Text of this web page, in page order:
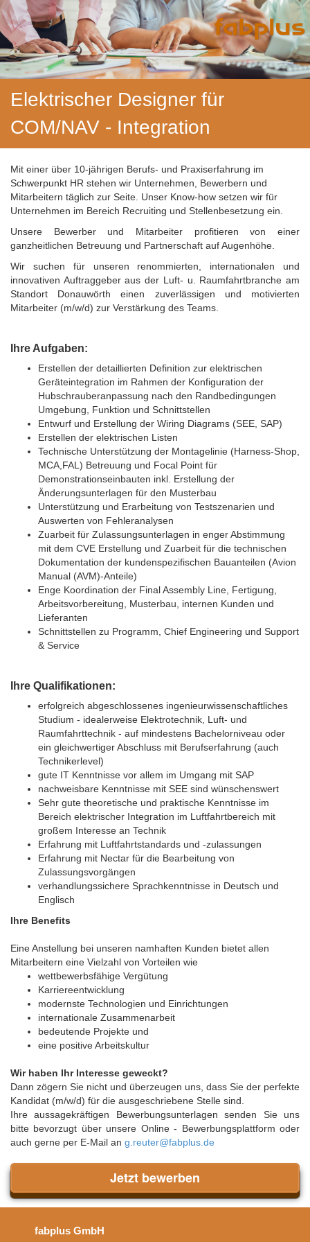
Elektrischer Designer für
COM/NAV - Integration
Mit einer über 10-jährigen Berufs- und Praxiserfahrung im
Schwerpunkt HR stehen wir Unternehmen, Bewerbern und
Mitarbeitern täglich zur Seite. Unser Know-how setzen wir für
Unternehmen im Bereich Recruiting und Stellenbesetzung ein.
Unsere Bewerber und Mitarbeiter profitieren von einer
ganzheitlichen Betreuung und Partnerschaft auf Augenhöhe.
Wir suchen für unseren renommierten, internationalen und
innovativen Auftraggeber aus der Luft- u. Raumfahrtbranche am
Standort Donauwörth einen zuverlässigen und motivierten
Mitarbeiter (m/w/d) zur Verstärkung des Teams.
Ihre Aufgaben:
Erstellen der detaillierten Definition zur elektrischen
Geräteintegration im Rahmen der Konfiguration der
Hubschrauberanpassung nach den Randbedingungen
Umgebung, Funktion und Schnittstellen
Entwurf und Erstellung der Wiring Diagrams (SEE, SAP)
Erstellen der elektrischen Listen
Technische Unterstützung der Montagelinie (Harness-Shop,
MCA,FAL) Betreuung und Focal Point für
Demonstrationseinbauten inkl. Erstellung der
Änderungsunterlagen für den Musterbau
Unterstützung und Erarbeitung von Testszenarien und
Auswerten von Fehleranalysen
Zuarbeit für Zulassungsunterlagen in enger Abstimmung
mit dem CVE Erstellung und Zuarbeit für die technischen
Dokumentation der kundenspezifischen Bauanteilen (Avion
Manual (AVM)-Anteile)
Enge Koordination der Final Assembly Line, Fertigung,
Arbeitsvorbereitung, Musterbau, internen Kunden und
Lieferanten
Schnittstellen zu Programm, Chief Engineering und Support
& Service
Ihre Qualifikationen:
erfolgreich abgeschlossenes ingenieurwissenschaftliches
Studium - idealerweise Elektrotechnik, Luft- und
Raumfahrttechnik - auf mindestens Bachelorniveau oder
ein gleichwertiger Abschluss mit Berufserfahrung (auch
Technikerlevel)
gute IT Kenntnisse vor allem im Umgang mit SAP
nachweisbare Kenntnisse mit SEE sind wünschenswert
Sehr gute theoretische und praktische Kenntnisse im
Bereich elektrischer Integration im Luftfahrtbereich mit
großem Interesse an Technik
Erfahrung mit Luftfahrtstandards und -zulassungen
Erfahrung mit Nectar für die Bearbeitung von
Zulassungsvorgängen
verhandlungssichere Sprachkenntnisse in Deutsch und
Englisch
Ihre Benefits
Eine Anstellung bei unseren namhaften Kunden bietet allen
Mitarbeitern eine Vielzahl von Vorteilen wie
wettbewerbsfähige Vergütung
Karriereentwicklung
modernste Technologien und Einrichtungen
internationale Zusammenarbeit
bedeutende Projekte und
eine positive Arbeitskultur
Wir haben Ihr Interesse geweckt?
Dann zögern Sie nicht und überzeugen uns, dass Sie der perfekte
Kandidat (m/w/d) für die ausgeschriebene Stelle sind.
Ihre aussagekräftigen Bewerbungsunterlagen senden Sie uns
bitte bevorzugt über unsere Online - Bewerbungsplattform oder
auch gerne per E-Mail an g.reuter@fabplus.de
Jetzt bewerben
fabplus GmbH